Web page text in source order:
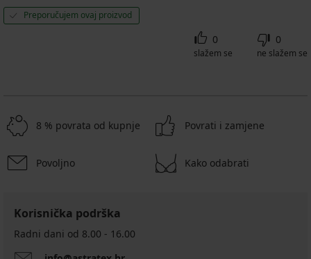
Preporučujem ovaj proizvod
0
slažem se
0
ne slažem se
8 % povrata od kupnje Povrati i zamjene
Povoljno Kako odabrati
Korisnička podrška
Radni dani od 8.00 - 16.00